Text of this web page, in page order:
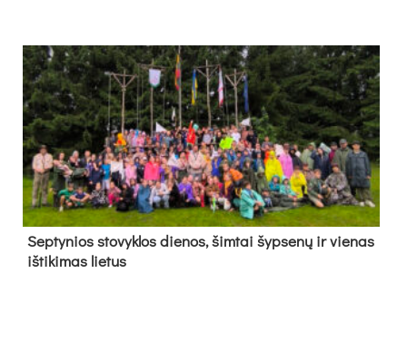
Sep­ty­nios sto­vyk­los die­nos, šim­tai šyp­se­nų ir vie­nas
iš­ti­ki­mas lie­tus